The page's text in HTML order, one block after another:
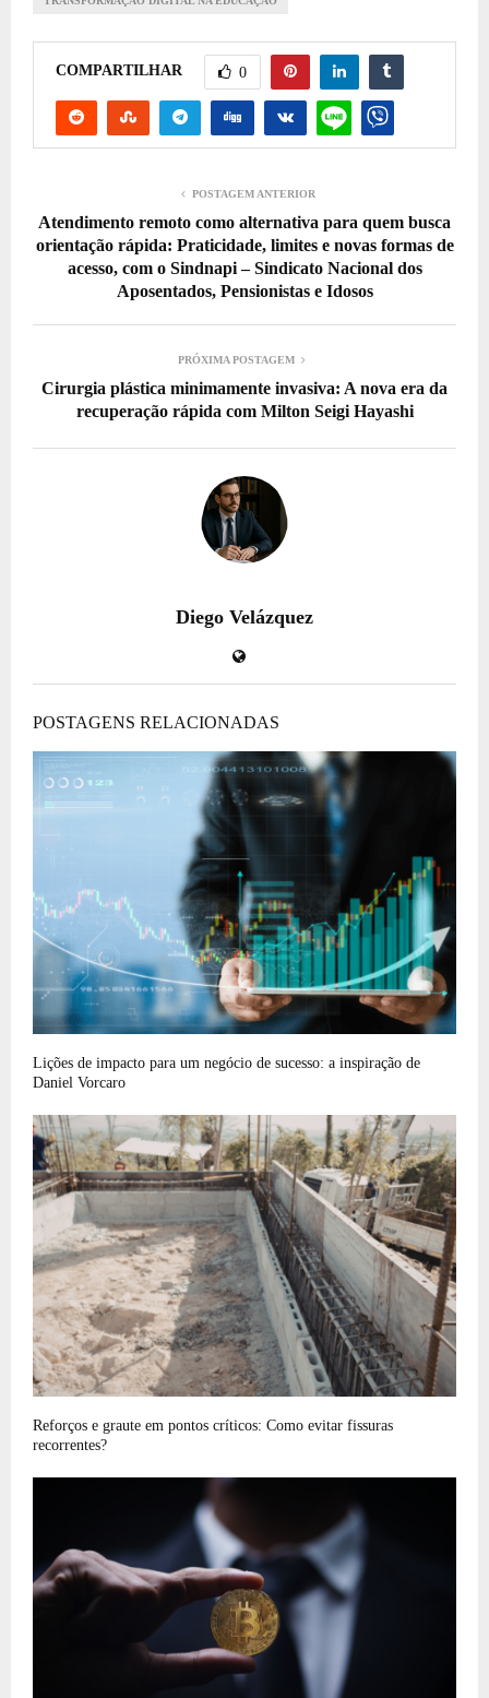
COMPARTILHAR 0
POSTAGEM ANTERIOR
Atendimento remoto como alternativa para quem busca
orientação rápida: Praticidade, limites e novas formas de
acesso, com o Sindnapi – Sindicato Nacional dos
Aposentados, Pensionistas e Idosos
PRÓXIMA POSTAGEM
Cirurgia plástica minimamente invasiva: A nova era da
recuperação rápida com Milton Seigi Hayashi
Diego Velázquez
POSTAGENS RELACIONADAS
Lições de impacto para um negócio de sucesso: a inspiração de
Daniel Vorcaro
Reforços e graute em pontos críticos: Como evitar fissuras
recorrentes?